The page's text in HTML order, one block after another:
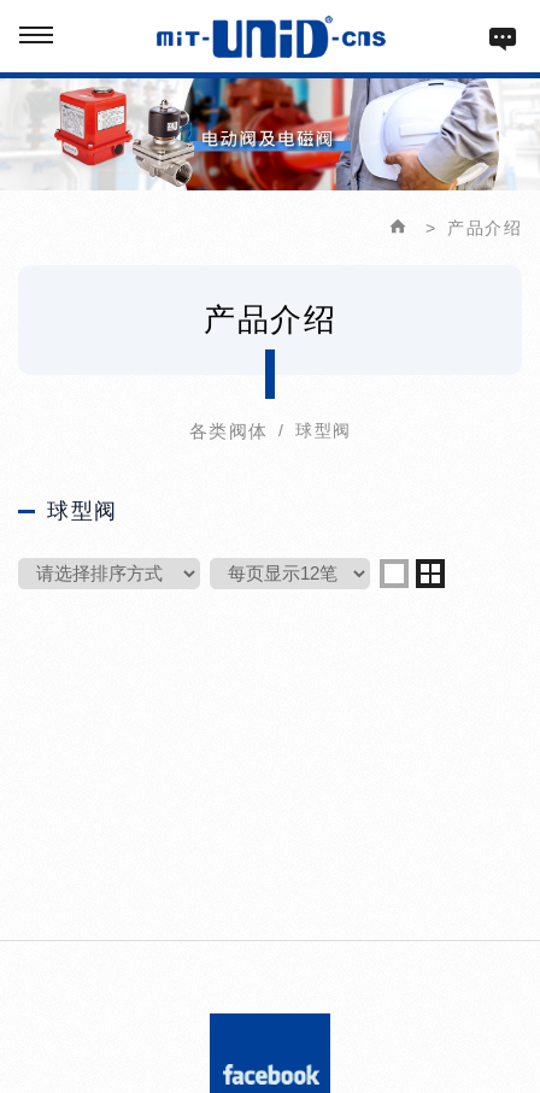
产品介绍
产品介绍
各类阀体 球型阀
球型阀